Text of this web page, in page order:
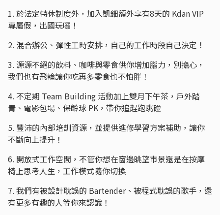
1. 於法定特休制度外，加入凱鈿額外享有8天的 Kdan VIP
專屬假，出國玩囉！
2. 混合辦公、彈性工時安排，自己的工作時段自己決定！
3. 源源不絕的飲料、咖啡與零食供你增加腦力，別擔心，
我們也有飛輪讓你吃再多零食也不怕胖！
4. 不定期 Team Building 活動加上雙月下午茶，戶外踏
青、電影包場、保齡球 PK，帶你追趕跑跳碰
5. 豐沛的內部培訓資源，並提供進修學習方案補助，讓你
不斷向上提升！
6. 開放式工作空間，不管你想在窗邊眺望市景還是在按摩
椅上思考人生，工作模式隨你切換
7. 我們有被設計耽誤的 Bartender、被程式耽誤的歌手，還
有更多有趣的人等你來認識！